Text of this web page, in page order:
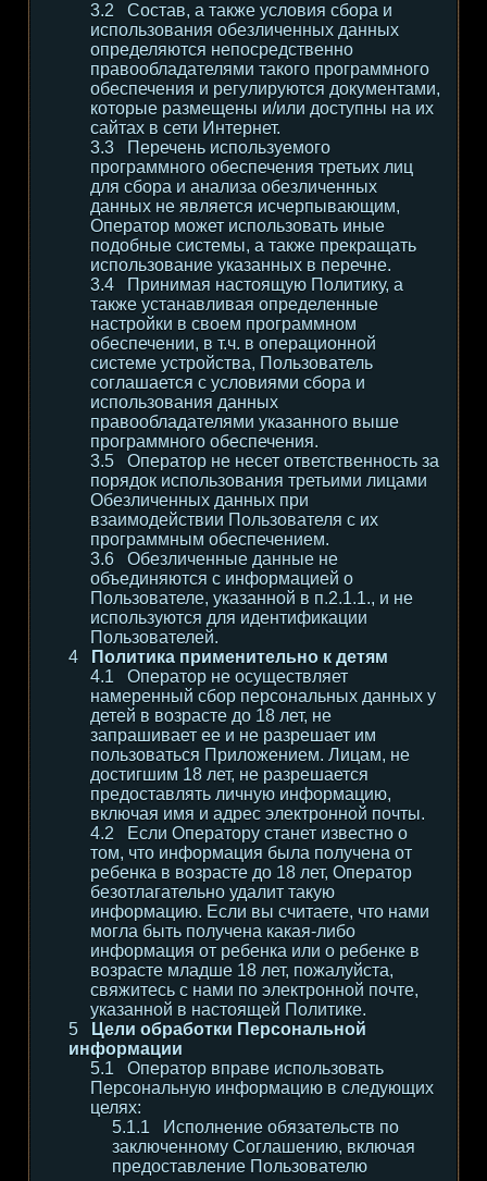
Состав, а также условия сбора и
использования обезличенных данных
определяются непосредственно
правообладателями такого программного
обеспечения и регулируются документами,
которые размещены и/или доступны на их
сайтах в сети Интернет.
Перечень используемого
программного обеспечения третьих лиц
для сбора и анализа обезличенных
данных не является исчерпывающим,
Оператор может использовать иные
подобные системы, а также прекращать
использование указанных в перечне.
Принимая настоящую Политику, а
также устанавливая определенные
настройки в своем программном
обеспечении, в т.ч. в операционной
системе устройства, Пользователь
соглашается с условиями сбора и
использования данных
правообладателями указанного выше
программного обеспечения.
Оператор не несет ответственность за
порядок использования третьими лицами
Обезличенных данных при
взаимодействии Пользователя с их
программным обеспечением.
Обезличенные данные не
объединяются с информацией о
Пользователе, указанной в п.2.1.1., и не
используются для идентификации
Пользователей.
Политика применительно к детям
Оператор не осуществляет
намеренный сбор персональных данных у
детей в возрасте до 18 лет, не
запрашивает ее и не разрешает им
пользоваться Приложением. Лицам, не
достигшим 18 лет, не разрешается
предоставлять личную информацию,
включая имя и адрес электронной почты.
Если Оператору станет известно о
том, что информация была получена от
ребенка в возрасте до 18 лет, Оператор
безотлагательно удалит такую
информацию. Если вы считаете, что нами
могла быть получена какая-либо
информация от ребенка или о ребенке в
возрасте младше 18 лет, пожалуйста,
свяжитесь с нами по электронной почте,
указанной в настоящей Политике.
Цели обработки Персональной
информации
Оператор вправе использовать
Персональную информацию в следующих
целях:
Исполнение обязательств по
заключенному Соглашению, включая
предоставление Пользователю